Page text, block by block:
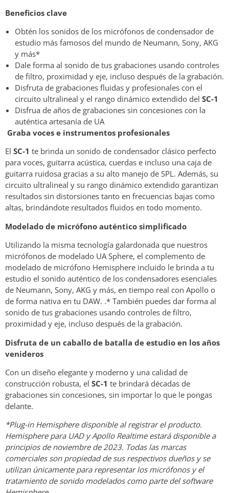
Beneficios clave
Obtén los sonidos de los micrófonos de condensador de
estudio más famosos del mundo de Neumann, Sony, AKG
y más*
Dale forma al sonido de tus grabaciones usando controles
de filtro, proximidad y eje, incluso después de la grabación.
Disfruta de grabaciones fluidas y profesionales con el
circuito ultralineal y el rango dinámico extendido del SC-1
Disfrua de años de grabaciones sin concesiones con la
auténtica artesanía de UA
Graba voces e instrumentos profesionales
El SC-1 te brinda un sonido de condensador clásico perfecto
para voces, guitarra acústica, cuerdas e incluso una caja de
guitarra ruidosa gracias a su alto manejo de SPL. Además, su
circuito ultralineal y su rango dinámico extendido garantizan
resultados sin distorsiones tanto en frecuencias bajas como
altas, brindándote resultados fluidos en todo momento.
Modelado de micrófono auténtico simplificado
Utilizando la misma tecnología galardonada que nuestros
micrófonos de modelado UA Sphere, el complemento de
modelado de micrófono Hemisphere incluido le brinda a tu
estudio el sonido auténtico de los condensadores esenciales
de Neumann, Sony, AKG y más, en tiempo real con Apollo o
de forma nativa en tu DAW. .* También puedes dar forma al
sonido de tus grabaciones usando controles de filtro,
proximidad y eje, incluso después de la grabación.
Disfruta de un caballo de batalla de estudio en los años
venideros
Con un diseño elegante y moderno y una calidad de
construcción robusta, el SC-1 te brindará décadas de
grabaciones sin concesiones, sin importar lo que le pongas
delante.
*Plug-in Hemisphere disponible al registrar el producto.
Hemisphere para UAD y Apollo Realtime estará disponible a
principios de noviembre de 2023. Todas las marcas
comerciales son propiedad de sus respectivos dueños y se
utilizan únicamente para representar los micrófonos y el
tratamiento de sonido modelados como parte del software